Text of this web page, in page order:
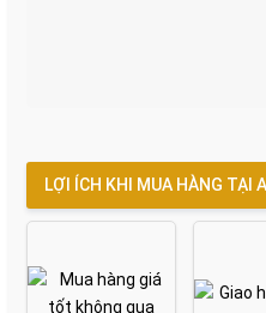
LỢI ÍCH KHI MUA HÀNG TẠI